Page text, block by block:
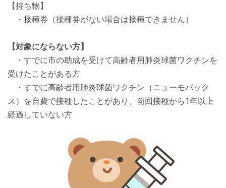
【持ち物】
・接種券（接種券がない場合は接種できません）
【対象にならない方】
・すでに市の助成を受けて高齢者用肺炎球菌ワクチンを
受けたことがある方
・すでに高齢者用肺炎球菌ワクチン（ニューモバック
ス）を自費で接種したことがあり、前回接種から1年以上
経過していない方